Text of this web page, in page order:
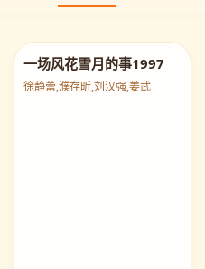
一场风花雪月的事1997